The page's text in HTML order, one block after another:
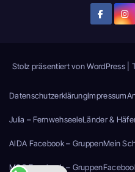
Stolz präsentiert von WordPress
DatenschutzerklärungImpressum
Julia – FernwehseeleLänder &
AIDA Facebook – GruppenMein
MSC Facebook – Gruppen